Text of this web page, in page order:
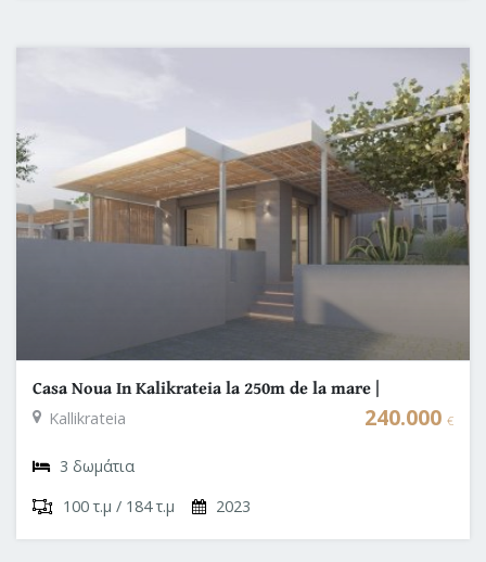
Casa Noua In Kalikrateia la 250m de la mare |
Halkidiki - Grecia
Kallikrateia 240.000 €
3 δωμάτια
100 τ.μ / 184 τ.μ
2023